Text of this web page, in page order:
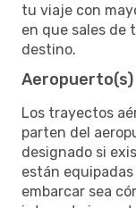
tu viaje con
en que sales de
destino.
Aeropuerto(s)
Los trayectos
parten del
designado si
están
embarcar sea